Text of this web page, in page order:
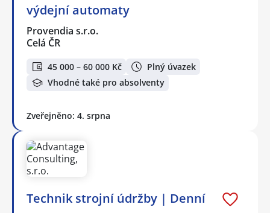
výdejní automaty
Provendia s.r.o.
Celá ČR
45 000 – 60 000 Kč
Plný úvazek
Vhodné také pro absolventy
Zveřejněno: 4. srpna
Technik strojní údržby | Denní